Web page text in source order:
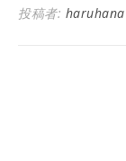
投稿者: haruhana